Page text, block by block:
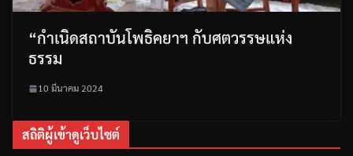
“กำเนิดสถาบันโพธิคยาฯ กับศตวรรษแห่ง
ธรรม
10 มีนาคม 2024
สถิติผู้เข้าดูเว็บไซต์